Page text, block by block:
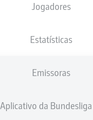
Jogadores
Estatísticas
Emissoras
Aplicativo da Bundesliga